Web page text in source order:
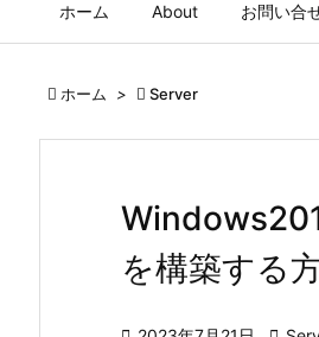
ホーム About お問い合
 ホーム >  Server
を構築する